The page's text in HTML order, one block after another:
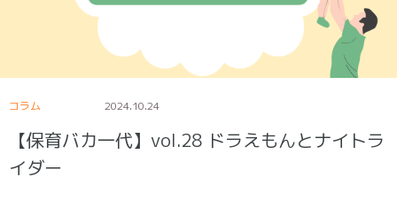
コラム 2024.10.24
【保育バカ一代】vol.28 ドラえもんとナイトラ
イダー